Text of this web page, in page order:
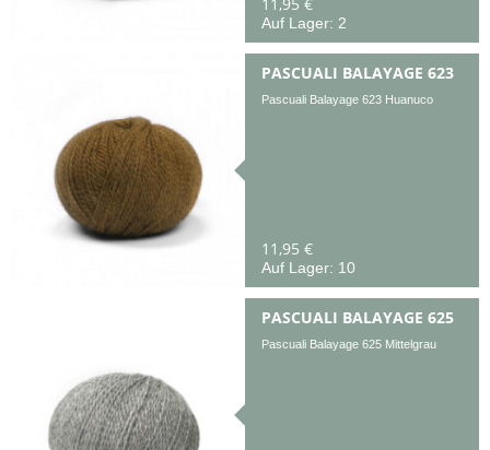
Auf Lager: 2
PASCUALI BALAYAGE 623
Pascuali Balayage 623 Huanuco
11,95 €
Auf Lager: 10
PASCUALI BALAYAGE 625
Pascuali Balayage 625 Mittelgrau